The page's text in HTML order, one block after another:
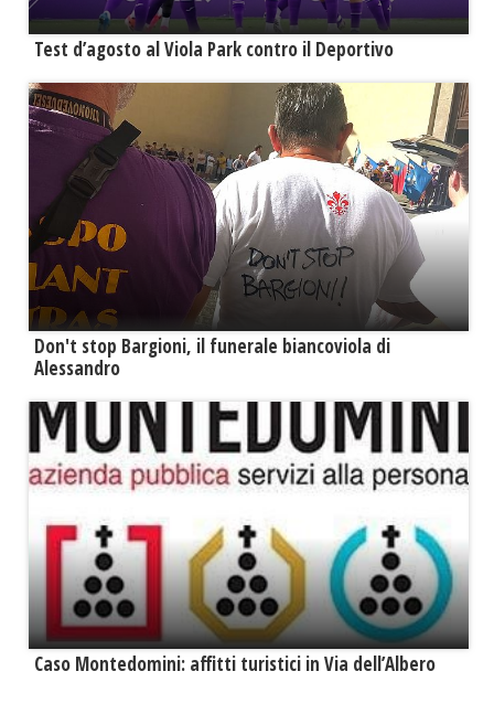
Test d’agosto al Viola Park contro il Deportivo
Don't stop Bargioni, il funerale biancoviola di
Alessandro
Caso Montedomini: affitti turistici in Via dell’Albero